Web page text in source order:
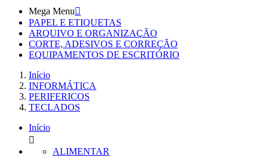
Mega Menu
PAPEL E ETIQUETAS
ARQUIVO E ORGANIZAÇÃO
CORTE, ADESIVOS E CORREÇÃO
EQUIPAMENTOS DE ESCRITÓRIO
Início
INFORMÁTICA
PERIFERICOS
TECLADOS
Início

ALIMENTAR